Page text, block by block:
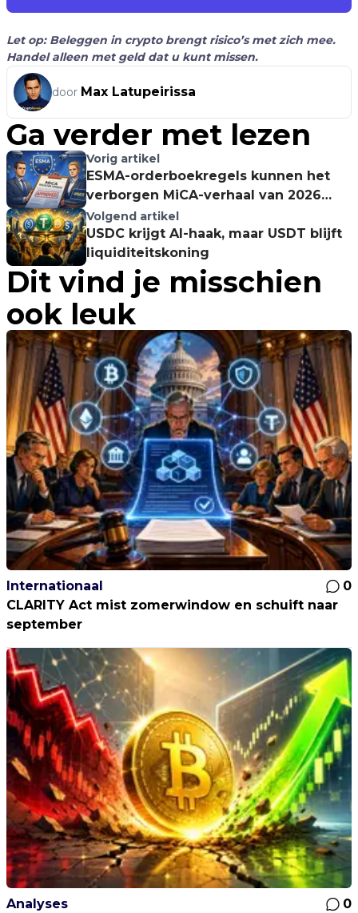
Let op: Beleggen in crypto brengt risico’s met zich mee.
Handel alleen met geld dat u kunt missen.
door Max Latupeirissa
Ga verder met lezen
Vorig artikel
ESMA-orderboekregels kunnen het
verborgen MiCA-verhaal van 2026
worden
Volgend artikel
USDC krijgt AI-haak, maar USDT blijft
liquiditeitskoning
Dit vind je misschien
ook leuk
Internationaal
0
CLARITY Act mist zomerwindow en schuift naar
september
Analyses
0